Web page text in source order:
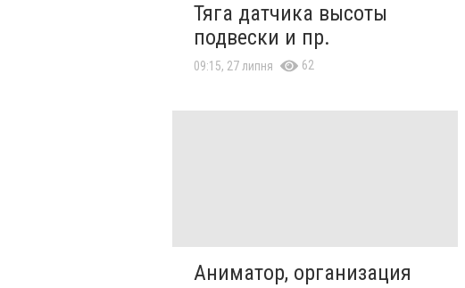
Тяга датчика высоты
подвески и пр.
09:15, 27 липня 62
Аниматор, организация